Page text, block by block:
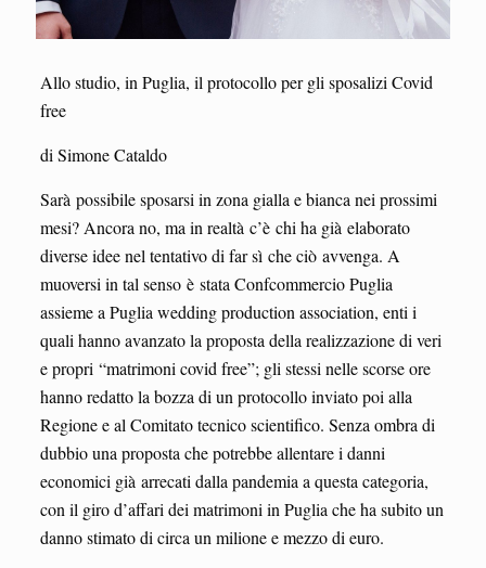
Allo studio, in Puglia, il protocollo per gli sposalizi Covid
free
di Simone Cataldo
Sarà possibile sposarsi in zona gialla e bianca nei prossimi
mesi? Ancora no, ma in realtà c’è chi ha già elaborato
diverse idee nel tentativo di far sì che ciò avvenga. A
muoversi in tal senso è stata Confcommercio Puglia
assieme a Puglia wedding production association, enti i
quali hanno avanzato la proposta della realizzazione di veri
e propri “matrimoni covid free”; gli stessi nelle scorse ore
hanno redatto la bozza di un protocollo inviato poi alla
Regione e al Comitato tecnico scientifico. Senza ombra di
dubbio una proposta che potrebbe allentare i danni
economici già arrecati dalla pandemia a questa categoria,
con il giro d’affari dei matrimoni in Puglia che ha subito un
danno stimato di circa un milione e mezzo di euro.